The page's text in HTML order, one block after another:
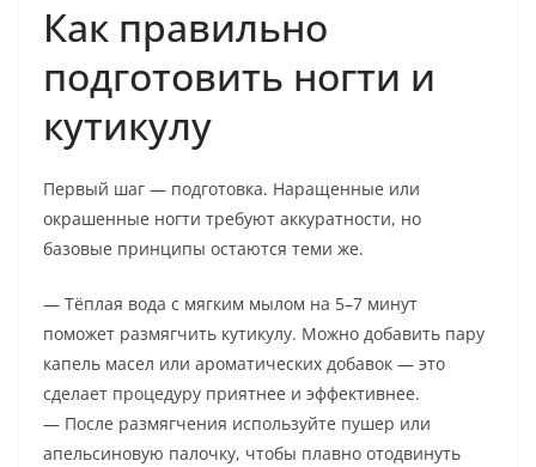
Как правильно
подготовить ногти и
кутикулу
Первый шаг — подготовка. Наращенные или
окрашенные ногти требуют аккуратности, но
базовые принципы остаются теми же.
— Тёплая вода с мягким мылом на 5–7 минут
поможет размягчить кутикулу. Можно добавить пару
капель масел или ароматических добавок — это
сделает процедуру приятнее и эффективнее.
— После размягчения используйте пушер или
апельсиновую палочку, чтобы плавно отодвинуть